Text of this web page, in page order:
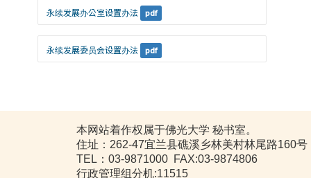
永续发展办公室设置办法 pdf
永续发展委员会设置办法 pdf
本网站着作权属于佛光大学 秘书室。
住址：262-47宜兰县礁溪乡林美村林尾路160号
TEL：03-9871000 FAX:03-9874806
行政管理组分机:11515